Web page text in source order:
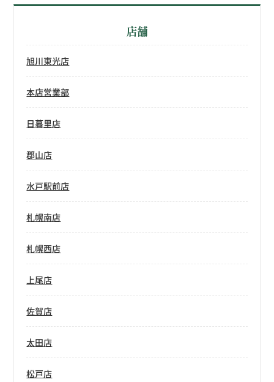
店舗
旭川東光店
本店営業部
日暮里店
郡山店
水戸駅前店
札幌南店
札幌西店
上尾店
佐賀店
太田店
松戸店